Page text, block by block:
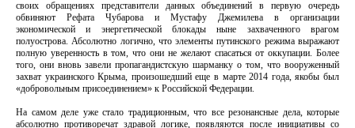
своих обращениях представители данных объединений в первую очередь
обвиняют Рефата Чубарова и Мустафу Джемилева в организации
экономической и энергетической блокады ныне захваченного врагом
полуострова. Абсолютно логично, что элементы путинского режима выражают
полную уверенность в том, что они не желают спасаться от оккупации. Более
того, они вновь завели пропагандистскую шарманку о том, что вооруженный
захват украинского Крыма, произошедший еще в марте 2014 года, якобы был
«добровольным присоединением» к Российской Федерации.
На самом деле уже стало традиционным, что все резонансные дела, которые
абсолютно противоречат здравой логике, появляются после инициативы со